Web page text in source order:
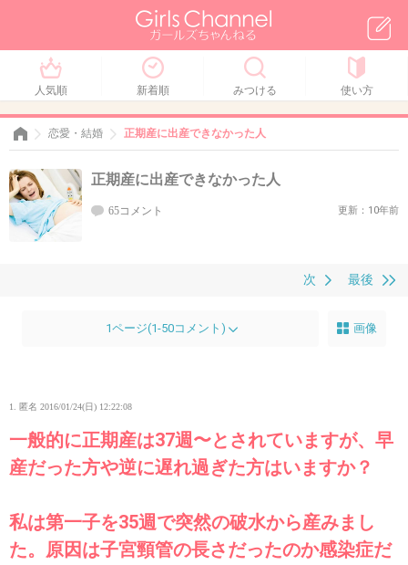
人気順 新着順 みつける 使い方
恋愛・結婚 正期産に出産できなかった人
正期産に出産できなかった人
65コメント 更新：10年前
最後
次
1ページ(1-50コメント) 画像
1. 匿名 2016/01/24(日) 12:22:08
一般的に正期産は37週〜とされていますが、早
産だった方や逆に遅れ過ぎた方はいますか？
私は第一子を35週で突然の破水から産みまし
た。原因は子宮頸管の長さだったのか感染症だ